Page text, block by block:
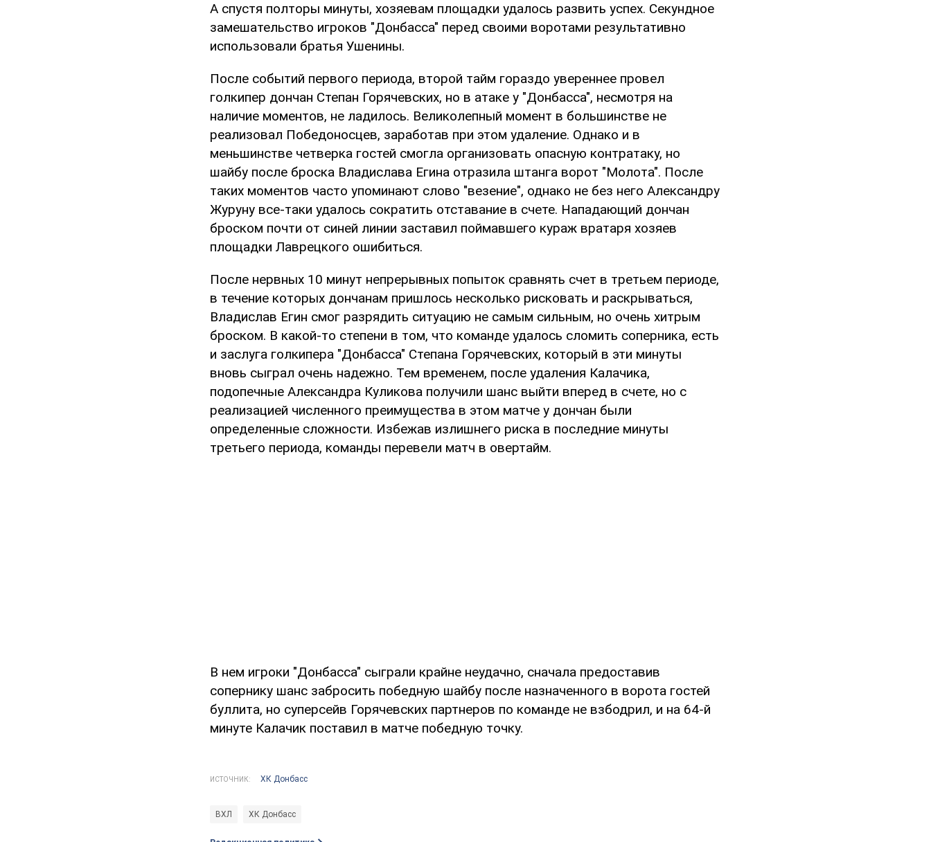
А спустя полторы минуты, хозяевам площадки удалось развить успех. Секундное
замешательство игроков "Донбасса" перед своими воротами результативно
использовали братья Ушенины.
После событий первого периода, второй тайм гораздо увереннее провел
голкипер дончан Степан Горячевских, но в атаке у "Донбасса", несмотря на
наличие моментов, не ладилось. Великолепный момент в большинстве не
реализовал Победоносцев, заработав при этом удаление. Однако и в
меньшинстве четверка гостей смогла организовать опасную контратаку, но
шайбу после броска Владислава Егина отразила штанга ворот "Молота". После
таких моментов часто упоминают слово "везение", однако не без него Александру
Журуну все-таки удалось сократить отставание в счете. Нападающий дончан
броском почти от синей линии заставил поймавшего кураж вратаря хозяев
площадки Лаврецкого ошибиться.
После нервных 10 минут непрерывных попыток сравнять счет в третьем периоде,
в течение которых дончанам пришлось несколько рисковать и раскрываться,
Владислав Егин смог разрядить ситуацию не самым сильным, но очень хитрым
броском. В какой-то степени в том, что команде удалось сломить соперника, есть
и заслуга голкипера "Донбасса" Степана Горячевских, который в эти минуты
вновь сыграл очень надежно. Тем временем, после удаления Калачика,
подопечные Александра Куликова получили шанс выйти вперед в счете, но с
реализацией численного преимущества в этом матче у дончан были
определенные сложности. Избежав излишнего риска в последние минуты
третьего периода, команды перевели матч в овертайм.
В нем игроки "Донбасса" сыграли крайне неудачно, сначала предоставив
сопернику шанс забросить победную шайбу после назначенного в ворота гостей
буллита, но суперсейв Горячевских партнеров по команде не взбодрил, и на 64-й
минуте Калачик поставил в матче победную точку.
ИСТОЧНИК: ХК Донбасс
ВХЛ ХК Донбасс